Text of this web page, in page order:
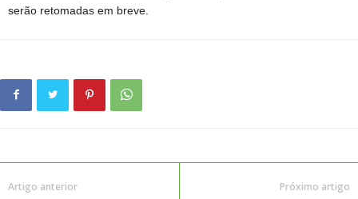
serão retomadas em breve.
Artigo anterior Próximo artigo